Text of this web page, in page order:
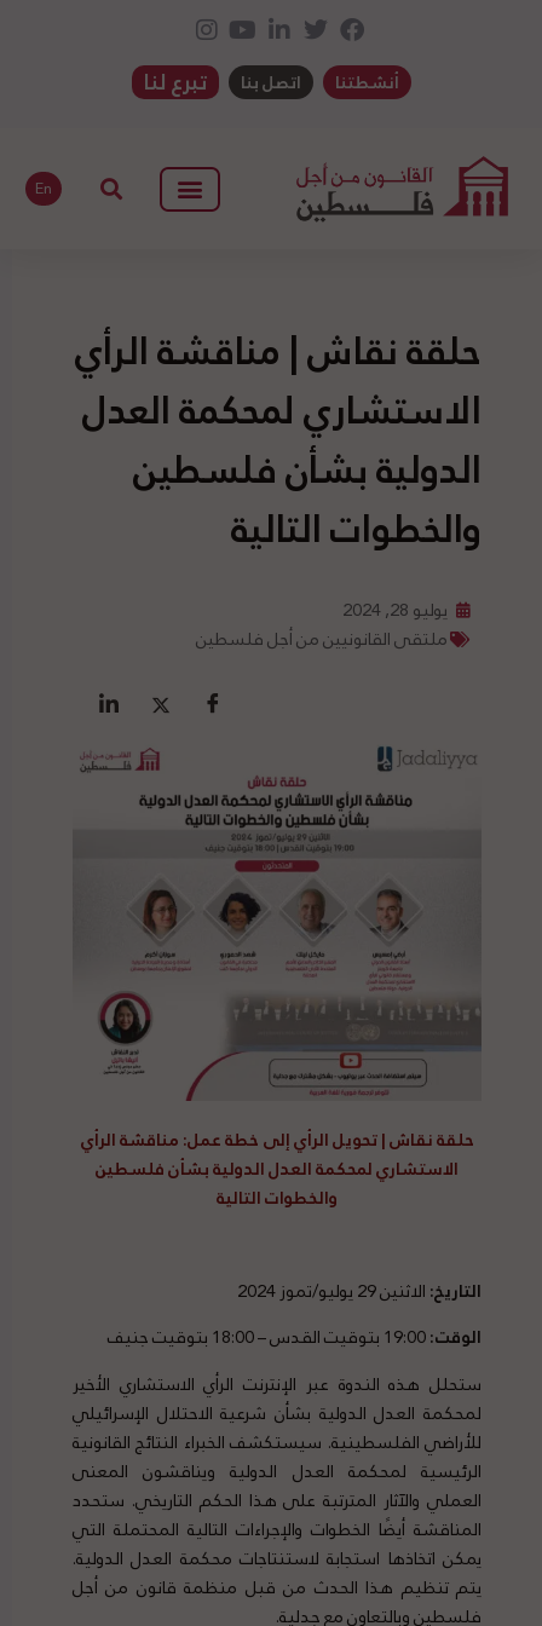
أنشطتنا اتصل بنا تبرع لنا
En
حلقة نقاش | مناقشة الرأي
الاستشاري لمحكمة العدل
الدولية بشأن فلسطين
والخطوات التالية
يوليو 28, 2024
ملتقى القانونيين من أجل فلسطين
حلقة نقاش | تحويل الرأي إلى خطة عمل: مناقشة الرأي
الاستشاري لمحكمة العدل الدولية بشأن فلسطين
والخطوات التالية
التاريخ:الاثنين 29 يوليو/تموز 2024
الوقت:
ستحلل هذه الندوة عبر الإنترنت الرأي الاستشاري الأخير
لمحكمة العدل الدولية بشأن شرعية الاحتلال الإسرائيلي
للأراضي الفلسطينية. سيستكشف الخبراء النتائج القانونية
الرئيسية لمحكمة العدل الدولية ويناقشون المعنى
العملي والآثار المترتبة على هذا الحكم التاريخي. ستحدد
المناقشة أيضًا الخطوات والإجراءات التالية المحتملة التي
يمكن اتخاذها استجابة لاستنتاجات محكمة العدل الدولية.
يتم تنظيم هذا الحدث من قبل منظمة قانون من أجل
فلسطين وبالتعاون مع جدلية.